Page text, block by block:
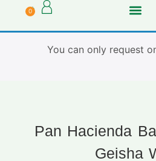
0
You can only request
Pan Hacienda
Geisha